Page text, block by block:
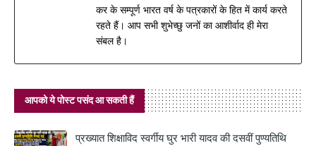
कर के सम्पूर्ण भारत वर्ष के पत्रकारों के हित में कार्य करते
रहते हैं। आप सभी शुभेच्छु जनों का आशीर्वाद ही मेरा
संबल है।
आपको ये पोस्ट पसंद आ सकती हैं
प्रख्यात शिक्षाविद स्वर्गीय घुर भारी यादव की दसवीं पुण्यतिथि